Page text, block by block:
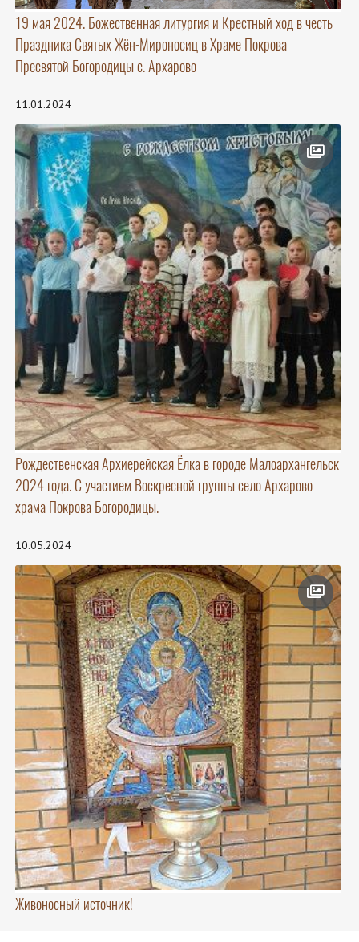
19 мая 2024. Божественная литургия и Крестный ход в честь
Праздника Святых Жён-Мироносиц в Храме Покрова
Пресвятой Богородицы с. Архарово
11.01.2024
Рождественская Архиерейская Ёлка в городе Малоархангельск
2024 года. С участием Воскресной группы село Архарово
храма Покрова Богородицы.
10.05.2024
Живоносный источник!